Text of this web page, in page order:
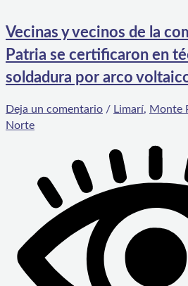
Vecinas y vecinos de la
Patria se certificaron en
soldadura por arco
Deja un comentario / Limarí, Monte
Norte